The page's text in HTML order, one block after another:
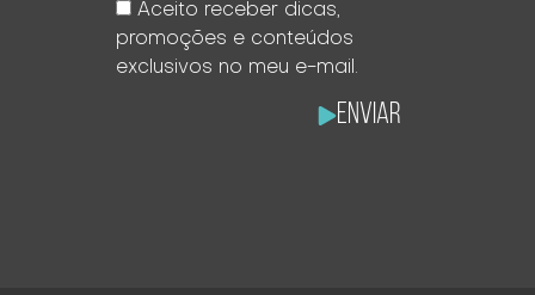
Aceito receber dicas,
promoções e conteúdos
exclusivos no meu e-mail.
Enviar